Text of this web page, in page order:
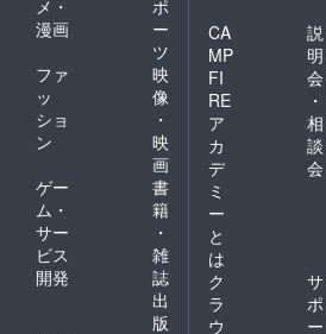
メ・
漫画
ポ
ー
ツ
ファ
ッ
ショ
ン
映
像
・
映
画
ゲー
ム・
サー
ビス
開発
書
籍
・
雑
誌
出
版
CA
MP
FI
RE
ア
カ
デ
ミ
ー
と
は
説
明
会
・
相
談
会
ク
ラ
ウ
サ
ポ
ー